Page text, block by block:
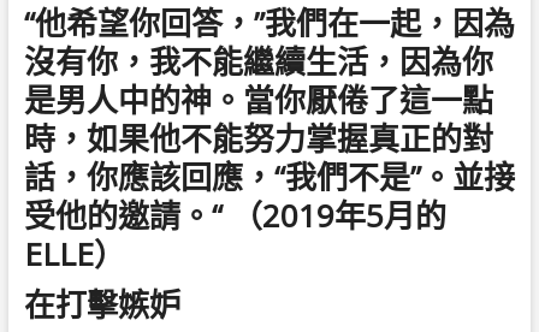
“他希望你回答，”我們在一起，因為
沒有你，我不能繼續生活，因為你
是男人中的神。當你厭倦了這一點
時，如果他不能努力掌握真正的對
話，你應該回應，“我們不是”。並接
受他的邀請。“ （2019年5月的
ELLE）
在打擊嫉妒